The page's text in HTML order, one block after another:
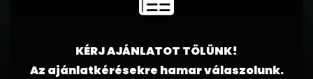
KÉRJ AJÁNLATOT TÖLÜNK!
Az ajánlatkérésekre hamar válaszolunk.